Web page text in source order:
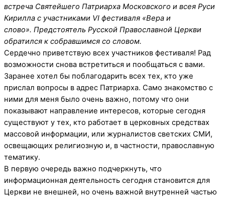
встреча Святейшего Патриарха Московского и всея Руси
Кирилла с участниками VI фестиваля «Вера и
слово». Предстоятель Русской Православной Церкви
обратился к собравшимся со словом.
Сердечно приветствую всех участников фестиваля! Рад
возможности снова встретиться и пообщаться с вами.
Заранее хотел бы поблагодарить всех тех, кто уже
прислал вопросы в адрес Патриарха. Само знакомство с
ними для меня было очень важно, потому что они
показывают направление интересов, которые сегодня
существуют у тех, кто работает в церковных средствах
массовой информации, или журналистов светских СМИ,
освещающих религиозную и, в частности, православную
тематику.
В первую очередь важно подчеркнуть, что
информационная деятельность сегодня становится для
Церкви не внешней, но очень важной внутренней частью